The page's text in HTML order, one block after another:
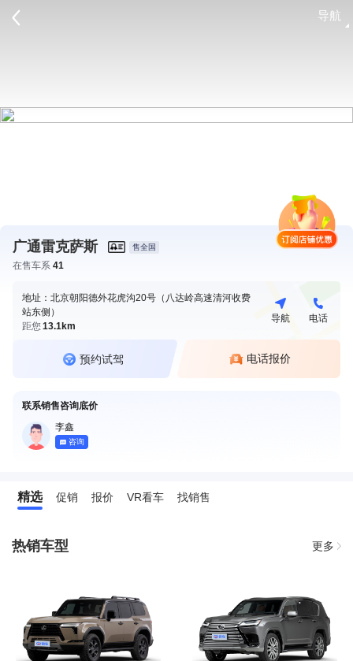
导航
广通雷克萨斯 售全国
在售车系 41
地址：北京朝阳德外花虎沟20号（八达岭高速清河收费
站东侧）
距您13.1km
导航 电话
预约试驾 电话报价
联系销售咨询底价
李鑫
咨询
精选 促销 报价 VR看车 找销售
热销车型 更多